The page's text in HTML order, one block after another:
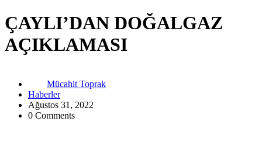
ÇAYLI’DAN DOĞALGAZ
AÇIKLAMASI
Mücahit Toprak
Haberler
Ağustos 31, 2022
0 Comments